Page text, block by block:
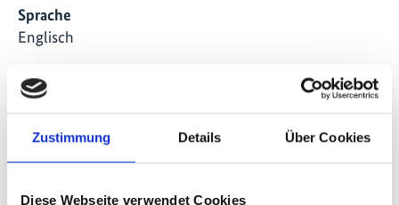
Zustimmung Details Über Cookies
Diese Webseite verwendet Cookies
Sprache
Englisch
Dauer
03:23
Veröffentlichungsdatum
2026